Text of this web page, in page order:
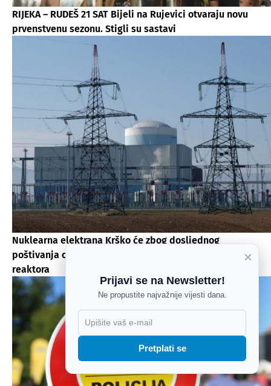
RIJEKA – RUDEŠ 21 SAT Bijeli na Rujevici otvaraju novu
prvenstvenu sezonu. Stigli su sastavi
Nuklearna elektrana Krško će zbog dosljednog
poštivanja okolišnih ograničenja noćas smanjiti snagu
reaktora
×
Prijavi se na Newsletter!
Ne propustite najvažnije vijesti dana.
Pretplati se